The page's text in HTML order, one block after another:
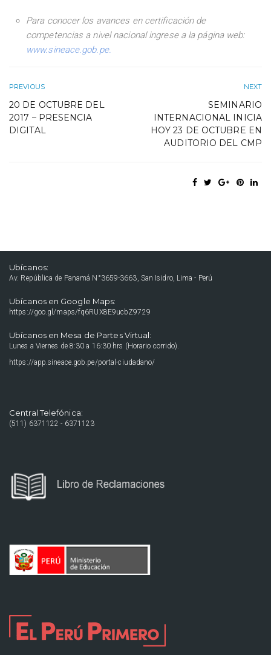
Para conocer los avances en certificación de
competencias a nivel nacional ingrese a la página web:
www.sineace.gob.pe.
PREVIOUS
20 DE OCTUBRE DEL
2017 – PRESENCIA
DIGITAL
NEXT
SEMINARIO
INTERNACIONAL INICIA
HOY 23 DE OCTUBRE EN
AUDITORIO DEL CMP
Ubícanos:
Av. República de Panamá N°3659-3663, San Isidro, Lima - Perú
Ubícanos en Google Maps:
https://goo.gl/maps/fq6RUX8E9ucbZ9729
Ubícanos en Mesa de Partes Virtual:
Lunes a Viernes de 8:30 a 16:30 hrs (Horario corrido).
https://app.sineace.gob.pe/portal-ciudadano/
Central Telefónica:
(511) 6371122 - 6371123